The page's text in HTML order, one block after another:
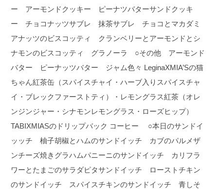
ー アーモンドクッキー ピーナツバターサンドクッキ
ー チョコナッツサブレ 抹茶サブレ チョコとマカダミ
アナッツのビスコッティ クランベリーとアーモンドとシ
ナモンのビスコッティ グラノーラ ○その他 アーモンド
バター ピーナッツバター ジャム色々 LeginaXMIA’Sの猫
ちゃん紅茶缶（スパイスチャイ・ハーブ入りスパイスチャ
イ・ブレックファーストティ）・レモングラス紅茶（オレ
ンジンジャー・シナモンレモングラス・ローズヒップ）
TABIXMIASのドリップバック コーヒー ○本日のサンドイ
ッッチ 柚子胡椒とハムのサンドイッチ カブのパルメザ
ンチーズ焼きグラハムパニーニのサンドイッチ カリフラ
ワーとたまごのサラダピタサンドイッチ ローストチキン
のサンドイッチ スパイスチキンのサンドイッチ 青しそ